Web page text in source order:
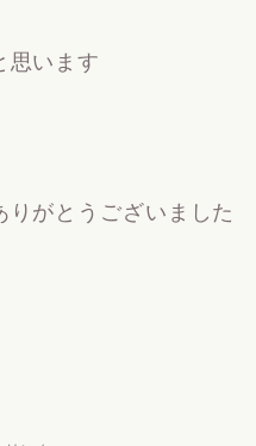
思います
がとうございました